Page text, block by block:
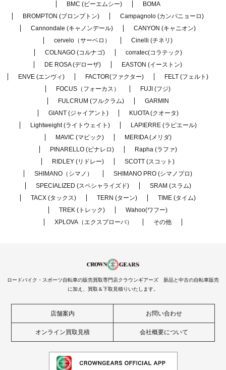
BMC (ビーエムシー)
BOMA
BROMPTON (ブロンプトン)
Campagnolo (カンパニョーロ)
Cannondale (キャノンデール)
CANYON (キャニオン)
cervelo（サーベロ）
Cinelli (チネリ)
COLNAGO (コルナゴ)
corratec(コラテック)
DE ROSA (デローザ)
EASTON (イーストン)
ENVE (エンヴィ)
FACTOR(ファクター)
FELT (フェルト)
FOCUS（フォーカス）
FUJI (フジ)
FULCRUM (フルクラム)
GARMIN
GIANT (ジャイアント)
KUOTA (クオータ)
Lightweight (ライトウェイト)
LAPIERRE (ラピエール)
MAVIC (マビック)
MERIDA (メリダ)
PINARELLO (ピナレロ)
Rapha (ラファ)
RIDLEY (リドレー)
SCOTT (スコット)
SHIMANO（シマノ）
SHIMANO PRO (シマノプロ)
SPECIALIZED (スペシャライズド)
SRAM (スラム)
TACX (タックス)
TERN (ターン)
TIME (タイム)
TREK (トレック)
Wahoo(ワフー)
XPLOVA（エクスプローバ）
その他
ロードバイク・スポーツ自転車の販売買取専門店クラウンギアーズ 新品と中古の自転車販売
に加え、買取＆下取見積りいたします。
店舗案内 お問い合わせ
オンライン買取見積 会社概要について